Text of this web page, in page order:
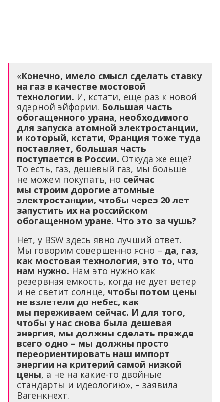
«Конечно, имело смысл сделать ставку
на газ в качестве мостовой
технологии. И, кстати, еще раз к новой
ядерной эйфории. Большая часть
обогащенного урана, необходимого
для запуска атомной электростанции,
и который, кстати, Франция тоже туда
поставляет, большая часть
поступается в России. Откуда же еще?
То есть, газ, дешевый газ, мы больше
не можем покупать, но сейчас
мы строим дорогие атомные
электростанции, чтобы через 20 лет
запустить их на российском
обогащенном уране. Что это за чушь?
Нет, у ВSW здесь явно лучший ответ.
Мы говорим совершенно ясно – да, газ,
как мостовая технология, это то, что
нам нужно. Нам это нужно как
резервная емкость, когда не дует ветер
и не светит солнце, чтобы потом цены
не взлетели до небес, как
мы переживаем сейчас. И для того,
чтобы у нас снова была дешевая
энергия, мы должны сделать прежде
всего одно – мы должны просто
переориентировать наш импорт
энергии на критерий самой низкой
цены, а не на какие-то двойные
стандарты и идеологию», – заявила
Вагенкнехт.